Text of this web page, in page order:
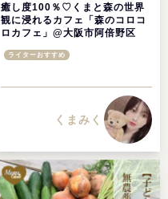
癒し度100％♡くまと森の世界
観に浸れるカフェ「森のコロコ
ロカフェ」@大阪市阿倍野区
ライターおすすめ
くまみく